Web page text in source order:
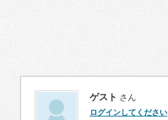
ゲスト さん
ログインしてください